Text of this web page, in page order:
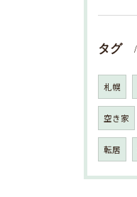
タグ
札幌
空き家
転居